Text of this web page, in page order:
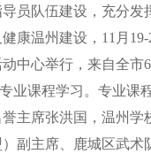
员队伍建设，充分
康温州建设， 11 月
中心举行，来自全市
业课程学习。专业课
主席张洪国，温州
副主席、鹿城区武